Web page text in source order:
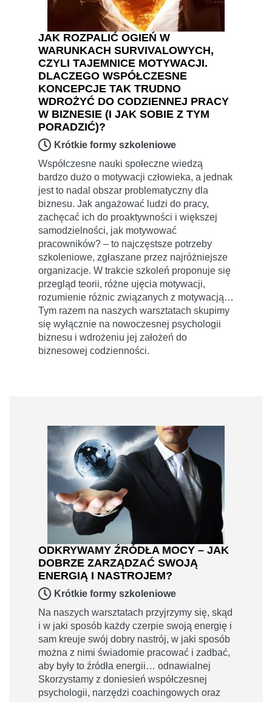
JAK ROZPALIĆ OGIEŃ W
WARUNKACH SURVIVALOWYCH,
CZYLI TAJEMNICE MOTYWACJI.
DLACZEGO WSPÓŁCZESNE
KONCEPCJE TAK TRUDNO
WDROŻYĆ DO CODZIENNEJ PRACY
W BIZNESIE (I JAK SOBIE Z TYM
PORADZIĆ)?
Krótkie formy szkoleniowe
Współczesne nauki społeczne wiedzą
bardzo dużo o motywacji człowieka, a jednak
jest to nadal obszar problematyczny dla
biznesu. Jak angażować ludzi do pracy,
zachęcać ich do proaktywności i większej
samodzielności, jak motywować
pracowników? – to najczęstsze potrzeby
szkoleniowe, zgłaszane przez najróżniejsze
organizacje. W trakcie szkoleń proponuje się
przegląd teorii, różne ujęcia motywacji,
rozumienie różnic związanych z motywacją…
Tym razem na naszych warsztatach skupimy
się wyłącznie na nowoczesnej psychologii
biznesu i wdrożeniu jej założeń do
biznesowej codzienności.
ODKRYWAMY ŹRÓDŁA MOCY – JAK
DOBRZE ZARZĄDZAĆ SWOJĄ
ENERGIĄ I NASTROJEM?
Krótkie formy szkoleniowe
Na naszych warsztatach przyjrzymy się, skąd
i w jaki sposób każdy czerpie swoją energię i
sam kreuje swój dobry nastrój, w jaki sposób
można z nimi świadomie pracować i zadbać,
aby były to źródła energii… odnawialnej
Skorzystamy z doniesień współczesnej
psychologii, narzędzi coachingowych oraz